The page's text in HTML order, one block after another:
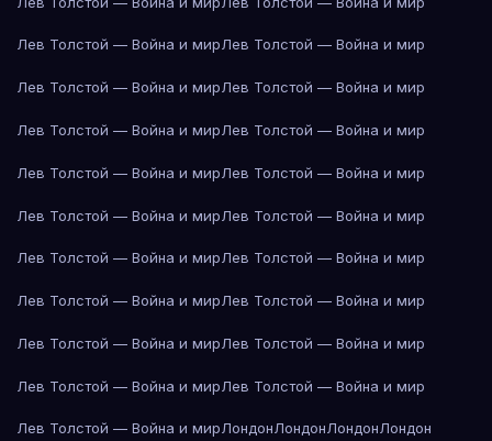
Лев Толстой — Война и мирЛев Толстой — Война и мир
Лев Толстой — Война и мирЛев Толстой — Война и мир
Лев Толстой — Война и мирЛев Толстой — Война и мир
Лев Толстой — Война и мирЛев Толстой — Война и мир
Лев Толстой — Война и мирЛев Толстой — Война и мир
Лев Толстой — Война и мирЛев Толстой — Война и мир
Лев Толстой — Война и мирЛев Толстой — Война и мир
Лев Толстой — Война и мирЛев Толстой — Война и мир
Лев Толстой — Война и мирЛев Толстой — Война и мир
Лев Толстой — Война и мирЛондонЛондонЛондонЛондон